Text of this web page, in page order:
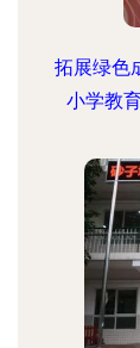
拓展绿色
小学教